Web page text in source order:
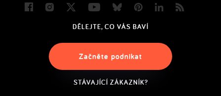
FacebookInstagram
Twitter YoutubeBlueskyPinterestLinkedIn
DĚLEJTE, CO VÁS BAVÍ
Začněte podnikat
STÁVAJÍCÍ ZÁKAZNÍK?